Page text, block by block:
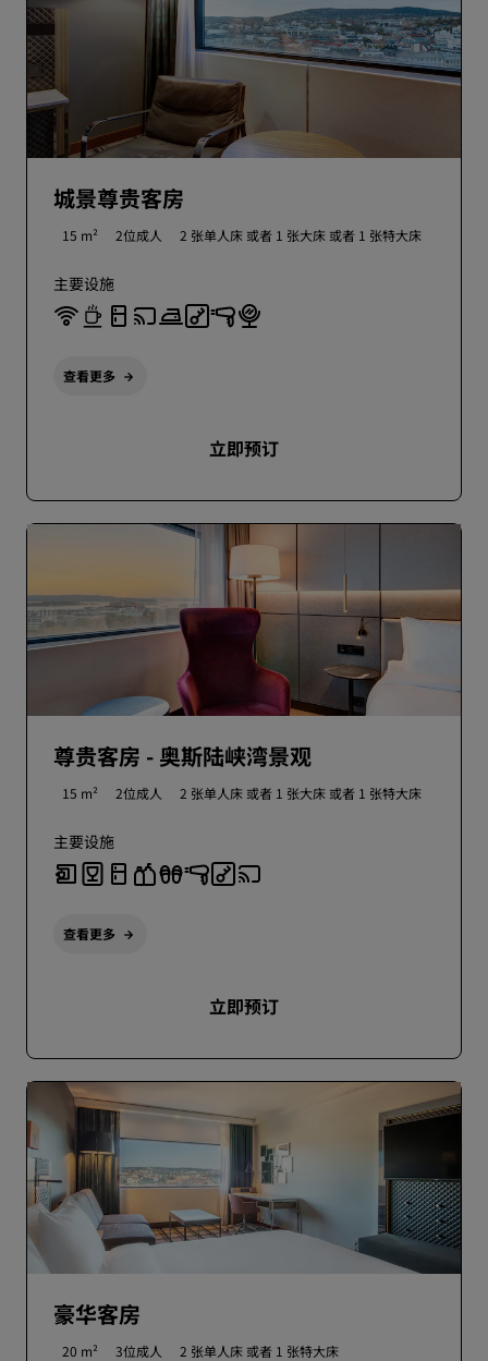
城景尊贵客房
15 m² 2位成人 2 张单人床 或者 1 张大床 或者 1 张特大床
主要设施
查看更多
立即预订
尊贵客房 - 奥斯陆峡湾景观
15 m² 2位成人 2 张单人床 或者 1 张大床 或者 1 张特大床
主要设施
查看更多
立即预订
豪华客房
20 m² 3位成人 2 张单人床 或者 1 张特大床